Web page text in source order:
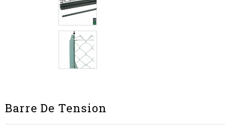
Barre De Tension